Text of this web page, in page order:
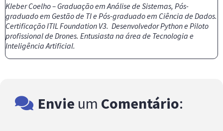
Kleber Coelho – Graduação em Análise de Sistemas, Pós-
graduado em Gestão de TI e Pós-graduado em Ciência de Dados.
Certificação ITIL Foundation V3. Desenvolvedor Python e Piloto
profissional de Drones. Entusiasta na área de Tecnologia e
Inteligência Artificial.
Envie um Comentário: